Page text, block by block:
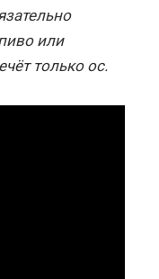
или
только ос.